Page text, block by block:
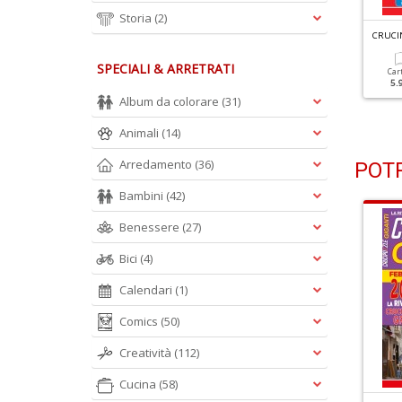
C
RUCINTARSI FACILI GIGANTI RACCOLTA N.3
Digitale
CRUCINTARSI FACILI GIGANTI RACCOLTA N.2
Cartacea
Storia (2)
SPECIALI & ARRETRATI
Album da colorare (31)
Animali (14)
Arredamento (36)
Bambini (42)
Benessere (27)
Bici (4)
Calendari (1)
Comics (50)
Creatività (112)
Cucina (58)